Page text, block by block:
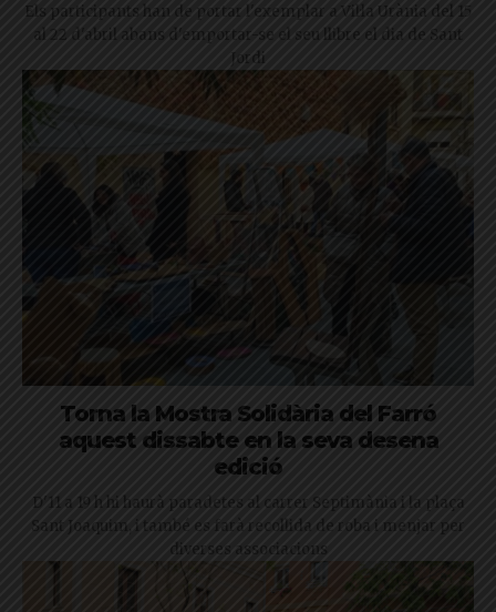
Els participants han de portar l'exemplar a Vil·la Urània del 15
al 22 d'abril abans d'emportar-se el seu llibre el dia de Sant
Jordi
Torna la Mostra Solidària del Farró
aquest dissabte en la seva desena
edició
D'11 a 19 h hi haurà paradetes al carrer Septimània i la plaça
Sant Joaquim, i també es farà recollida de roba i menjar per
diverses associacions